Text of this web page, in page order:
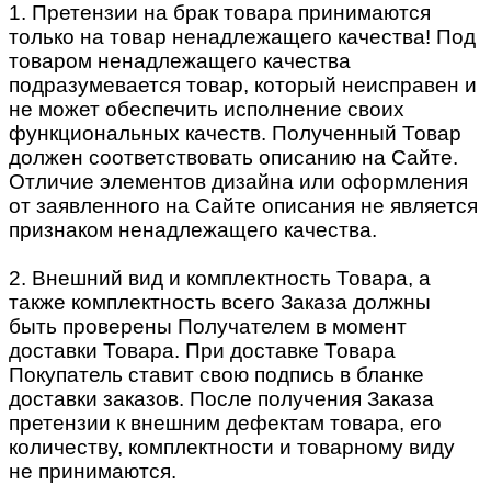
1. Претензии на брак товара принимаются
только на товар ненадлежащего качества! Под
товаром ненадлежащего качества
подразумевается товар, который неисправен и
не может обеспечить исполнение своих
функциональных качеств. Полученный Товар
должен соответствовать описанию на Сайте.
Отличие элементов дизайна или оформления
от заявленного на Сайте описания не является
признаком ненадлежащего качества.
2. Внешний вид и комплектность Товара, а
также комплектность всего Заказа должны
быть проверены Получателем в момент
доставки Товара. При доставке Товара
Покупатель ставит свою подпись в бланке
доставки заказов. После получения Заказа
претензии к внешним дефектам товара, его
количеству, комплектности и товарному виду
не принимаются.